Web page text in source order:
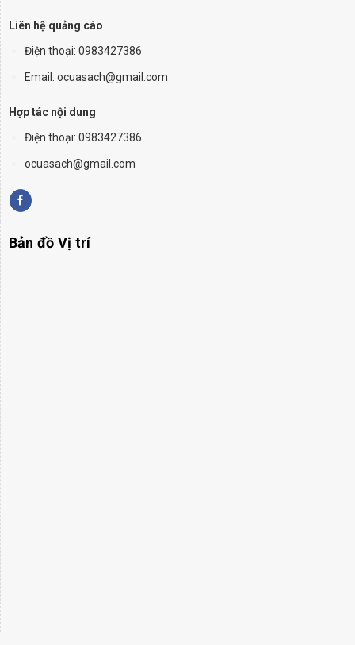
Liên hệ quảng cáo
Điện thoại: 0983427386
Email: ocuasach@gmail.com
Hợp tác nội dung
Điện thoại: 0983427386
ocuasach@gmail.com
Bản đồ Vị trí